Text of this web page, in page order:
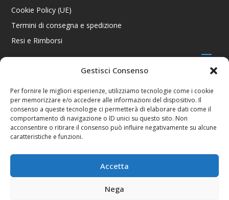
Gestisci Consenso
Per fornire le migliori esperienze, utilizziamo tecnologie come i cookie
per memorizzare e/o accedere alle informazioni del dispositivo. Il
consenso a queste tecnologie ci permetterà di elaborare dati come il
comportamento di navigazione o ID unici su questo sito. Non
acconsentire o ritirare il consenso può influire negativamente su alcune
caratteristiche e funzioni.
Accetta
Nega
Cookie Policy (UE)
Termini di consegna e spedizione
Resi e Rimborsi
CONTATTI
Via R. Giuliani 70/c Rosso, 50141 Firenze FI
+39 055 4289002 / +39 392 2343100
info@consolestation.it
P.Iva 04990180483